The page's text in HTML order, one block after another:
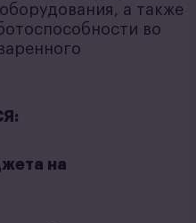
а также
во
на